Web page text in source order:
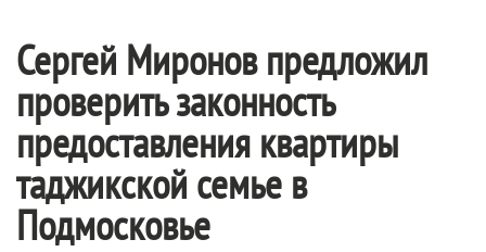
Сергей Миронов предложил
проверить законность
предоставления квартиры
таджикской семье в
Подмосковье